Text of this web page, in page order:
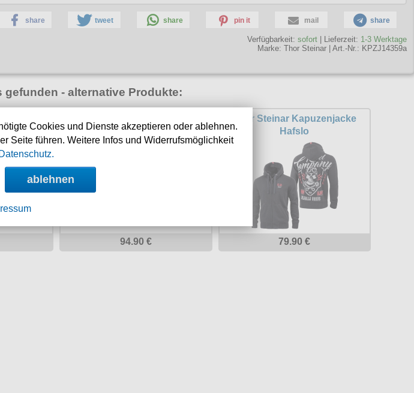
share tweet share pin it mail share
Verfügbarkeit: sofort | Lieferzeit: 1-3 Werktage
Marke: Thor Steinar Art.-Nr.: KPZJ14359a
gefunden - alternative Produkte:
Mjodal
94.90 €
Thor Steinar Kapuzenjacke
Hafslo
79.90 €
Cookies und Dienste akzeptieren oder ablehnen.
Seite führen. Weitere Infos und Widerrufsmöglichkeit
Datenschutz.
ablehnen